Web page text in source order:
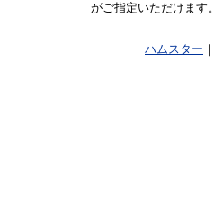
がご指定いただけます。
ハムスター ｜